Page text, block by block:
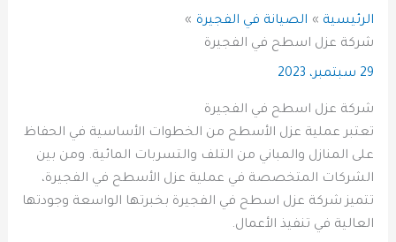
الرئيسية
الصيانة في الفجيرة
شركة عزل اسطح في الفجيرة
29 سبتمبر، 2023
شركة عزل اسطح في الفجيرة
تعتبر عملية عزل الأسطح من الخطوات الأساسية في الحفاظ
على المنازل والمباني من التلف والتسربات المائية. ومن بين
الشركات المتخصصة في عملية عزل الأسطح في الفجيرة،
تتميز شركة عزل اسطح في الفجيرة بخبرتها الواسعة وجودتها
العالية في تنفيذ الأعمال.